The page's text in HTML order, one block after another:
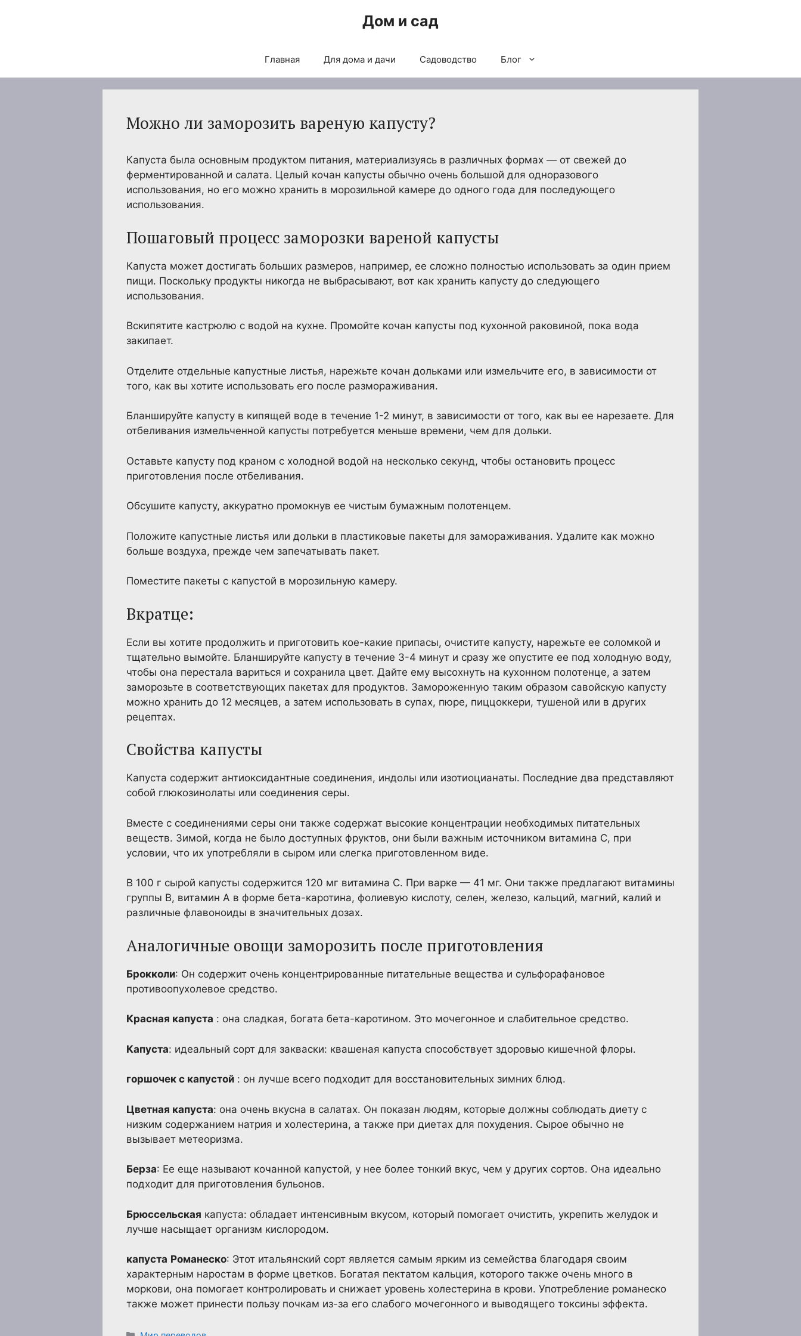
Дом и сад
Главная Для дома и дачи Садоводство Блог
Можно ли заморозить вареную капусту?
Капуста была основным продуктом питания, материализуясь в различных формах — от свежей до
ферментированной и салата. Целый кочан капусты обычно очень большой для одноразового
использования, но его можно хранить в морозильной камере до одного года для последующего
использования.
Пошаговый процесс заморозки вареной капусты
Капуста может достигать больших размеров, например, ее сложно полностью использовать за один прием
пищи. Поскольку продукты никогда не выбрасывают, вот как хранить капусту до следующего
использования.
Вскипятите кастрюлю с водой на кухне. Промойте кочан капусты под кухонной раковиной, пока вода
закипает.
Отделите отдельные капустные листья, нарежьте кочан дольками или измельчите его, в зависимости от
того, как вы хотите использовать его после размораживания.
Бланшируйте капусту в кипящей воде в течение 1-2 минут, в зависимости от того, как вы ее нарезаете. Для
отбеливания измельченной капусты потребуется меньше времени, чем для дольки.
Оставьте капусту под краном с холодной водой на несколько секунд, чтобы остановить процесс
приготовления после отбеливания.
Обсушите капусту, аккуратно промокнув ее чистым бумажным полотенцем.
Положите капустные листья или дольки в пластиковые пакеты для замораживания. Удалите как можно
больше воздуха, прежде чем запечатывать пакет.
Поместите пакеты с капустой в морозильную камеру.
Вкратце:
Если вы хотите продолжить и приготовить кое-какие припасы, очистите капусту, нарежьте ее соломкой и
тщательно вымойте. Бланшируйте капусту в течение 3-4 минут и сразу же опустите ее под холодную воду,
чтобы она перестала вариться и сохранила цвет. Дайте ему высохнуть на кухонном полотенце, а затем
заморозьте в соответствующих пакетах для продуктов. Замороженную таким образом савойскую капусту
можно хранить до 12 месяцев, а затем использовать в супах, пюре, пиццоккери, тушеной или в других
рецептах.
Свойства капусты
Капуста содержит антиоксидантные соединения, индолы или изотиоцианаты. Последние два представляют
собой глюкозинолаты или соединения серы.
Вместе с соединениями серы они также содержат высокие концентрации необходимых питательных
веществ. Зимой, когда не было доступных фруктов, они были важным источником витамина С, при
условии, что их употребляли в сыром или слегка приготовленном виде.
В 100 г сырой капусты содержится 120 мг витамина С. При варке — 41 мг. Они также предлагают витамины
группы В, витамин А в форме бета-каротина, фолиевую кислоту, селен, железо, кальций, магний, калий и
различные флавоноиды в значительных дозах.
Аналогичные овощи заморозить после приготовления
Брокколи: Он содержит очень концентрированные питательные вещества и сульфорафановое
противоопухолевое средство.
Красная капуста : она сладкая, богата бета-каротином. Это мочегонное и слабительное средство.
Капуста: идеальный сорт для закваски: квашеная капуста способствует здоровью кишечной флоры.
горшочек с капустой : он лучше всего подходит для восстановительных зимних блюд.
Цветная капуста: она очень вкусна в салатах. Он показан людям, которые должны соблюдать диету с
низким содержанием натрия и холестерина, а также при диетах для похудения. Сырое обычно не
вызывает метеоризма.
Берза: Ее еще называют кочанной капустой, у нее более тонкий вкус, чем у других сортов. Она идеально
подходит для приготовления бульонов.
Брюссельская капуста: обладает интенсивным вкусом, который помогает очистить, укрепить желудок и
лучше насыщает организм кислородом.
капуста Романеско: Этот итальянский сорт является самым ярким из семейства благодаря своим
характерным наростам в форме цветков. Богатая пектатом кальция, которого также очень много в
моркови, она помогает контролировать и снижает уровень холестерина в крови. Употребление романеско
также может принести пользу почкам из-за его слабого мочегонного и выводящего токсины эффекта.